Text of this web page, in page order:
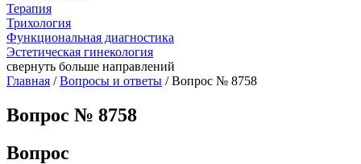
Терапия
Трихология
Функциональная диагностика
Эстетическая гинекология
свернуть больше направлений
Главная /Вопросы и ответы / Вопрос № 8758
Вопрос № 8758
Вопрос